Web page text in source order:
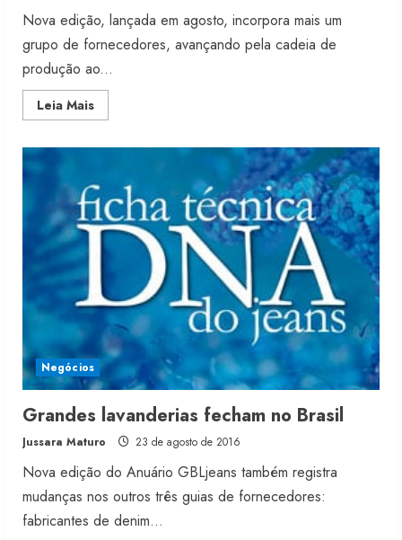
Nova edição, lançada em agosto, incorpora mais um
grupo de fornecedores, avançando pela cadeia de
produção ao...
Leia MaisRead
more
o
quinto
guia
Negócios
Grandes lavanderias fecham no Brasil
Jussara Maturo 23 de agosto de 2016
Nova edição do Anuário GBLjeans também registra
mudanças nos outros três guias de fornecedores:
fabricantes de denim...